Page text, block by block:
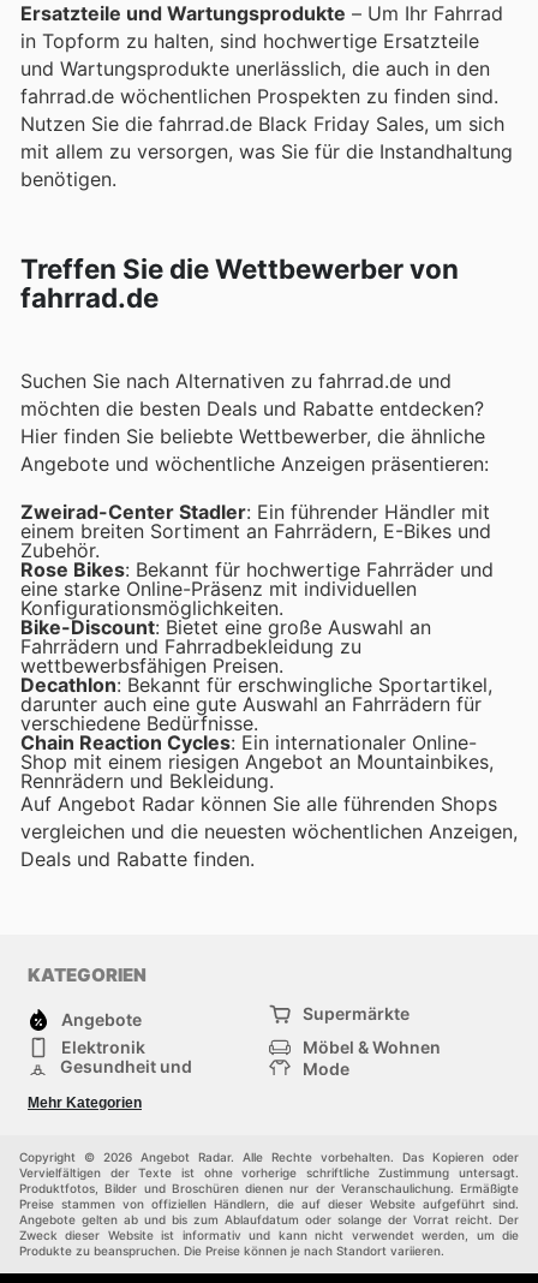
Ersatzteile und Wartungsprodukte – Um Ihr Fahrrad
in Topform zu halten, sind hochwertige Ersatzteile
und Wartungsprodukte unerlässlich, die auch in den
fahrrad.de wöchentlichen Prospekten zu finden sind.
Nutzen Sie die fahrrad.de Black Friday Sales, um sich
mit allem zu versorgen, was Sie für die Instandhaltung
benötigen.
Treffen Sie die Wettbewerber von
fahrrad.de
Suchen Sie nach Alternativen zu fahrrad.de und
möchten die besten Deals und Rabatte entdecken?
Hier finden Sie beliebte Wettbewerber, die ähnliche
Angebote und wöchentliche Anzeigen präsentieren:
Zweirad-Center Stadler: Ein führender Händler mit
einem breiten Sortiment an Fahrrädern, E-Bikes und
Zubehör.
Rose Bikes: Bekannt für hochwertige Fahrräder und
eine starke Online-Präsenz mit individuellen
Konfigurationsmöglichkeiten.
Bike-Discount: Bietet eine große Auswahl an
Fahrrädern und Fahrradbekleidung zu
wettbewerbsfähigen Preisen.
Decathlon: Bekannt für erschwingliche Sportartikel,
darunter auch eine gute Auswahl an Fahrrädern für
verschiedene Bedürfnisse.
Chain Reaction Cycles: Ein internationaler Online-
Shop mit einem riesigen Angebot an Mountainbikes,
Rennrädern und Bekleidung.
Auf Angebot Radar können Sie alle führenden Shops
vergleichen und die neuesten wöchentlichen Anzeigen,
Deals und Rabatte finden.
KATEGORIEN
Angebote
Supermärkte
Elektronik
Möbel & Wohnen
Gesundheit und
Mode
Sportartikel und
Sportbekleidung
Einkaufzentren
Andere
Mehr Kategorien
Copyright © 2026 Angebot Radar. Alle Rechte vorbehalten. Das Kopieren oder
Vervielfältigen der Texte ist ohne vorherige schriftliche Zustimmung untersagt.
Produktfotos, Bilder und Broschüren dienen nur der Veranschaulichung. Ermäßigte
Preise stammen von offiziellen Händlern, die auf dieser Website aufgeführt sind.
Angebote gelten ab und bis zum Ablaufdatum oder solange der Vorrat reicht. Der
Zweck dieser Website ist informativ und kann nicht verwendet werden, um die
Produkte zu beanspruchen. Die Preise können je nach Standort variieren.